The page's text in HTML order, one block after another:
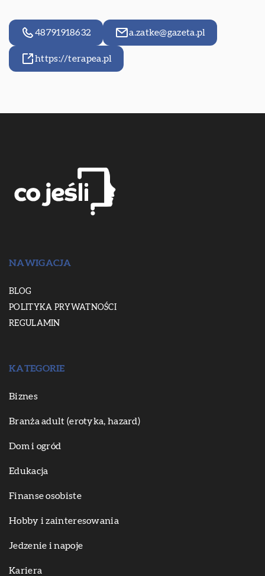
48791918632 a.zatke@gazeta.pl
https://terapea.pl
NAWIGACJA
BLOG
POLITYKA PRYWATNOŚCI
REGULAMIN
KATEGORIE
Biznes
Branża adult (erotyka, hazard)
Dom i ogród
Edukacja
Finanse osobiste
Hobby i zainteresowania
Jedzenie i napoje
Kariera